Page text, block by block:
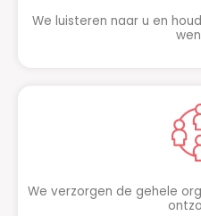
We luisteren naar u en
We verzorgen de gehele